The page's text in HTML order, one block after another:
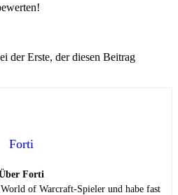
der Erste, der diesen Beitrag
Forti
Forti
of Warcraft-Spieler und habe fast